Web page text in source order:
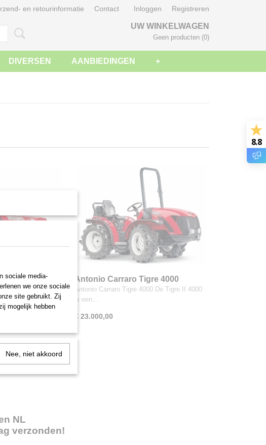
en retourinformatie Contact Inloggen Registreren
UW WINKELWAGEN
Geen producten (0)
DIVERSEN AANBIEDINGEN +
3200
De Tigre 3200 van
Antonio Carraro Tigre 4000
Antonio Carraro Tigre 4000 De Tigre II 4000
is een…
€ 23.000,00
NL
verzonden!
8.8
sociale media-
we onze sociale
site gebruikt. Zij
mogelijk hebben
Nee, niet akkoord